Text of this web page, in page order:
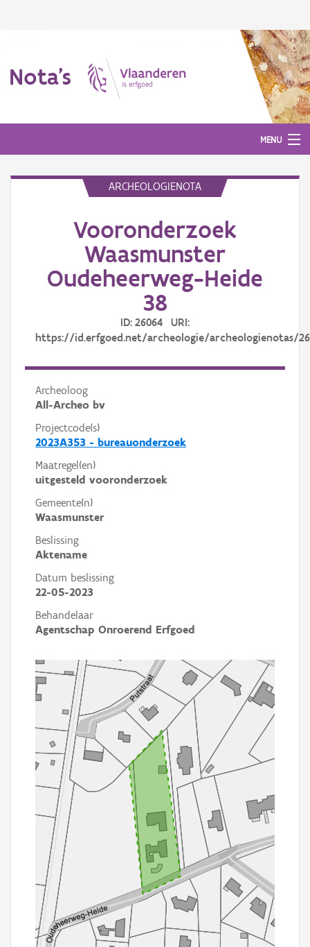
Nota's
MENU
ARCHEOLOGIENOTA
Vooronderzoek
Waasmunster
Oudeheerweg-Heide
38
ID: 26064 URI:
https://id.erfgoed.net/archeologie/archeologienotas/
Archeoloog
All-Archeo bv
Projectcode(s)
2023A353 - bureauonderzoek
Maatregel(en)
uitgesteld vooronderzoek
Gemeente(n)
Waasmunster
Beslissing
Aktename
Datum beslissing
22-05-2023
Behandelaar
Agentschap Onroerend Erfgoed